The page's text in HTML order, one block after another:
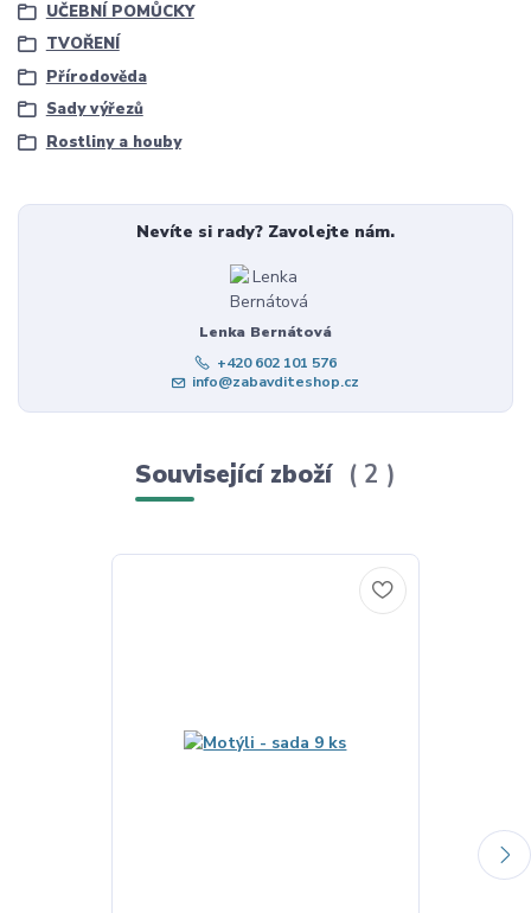
UČEBNÍ POMŮCKY
TVOŘENÍ
Přírodověda
Sady výřezů
Rostliny a houby
Nevíte si rady? Zavolejte nám.
Lenka Bernátová
+420 602 101 576
info@zabavditeshop.cz
Související zboží 2